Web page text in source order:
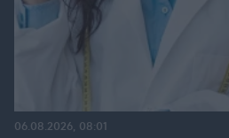
06.08.2026, 08:01